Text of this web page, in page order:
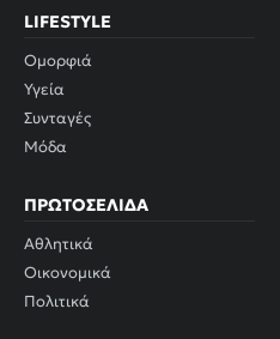
LIFESTYLE
Ομορφιά
Υγεία
Συνταγές
Μόδα
ΠΡΩΤΟΣΈΛΙΔΑ
Αθλητικά
Οικονομικά
Πολιτικά